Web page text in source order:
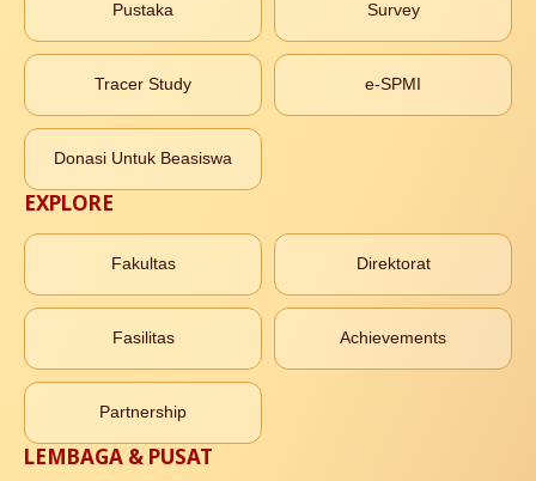
Pustaka Survey
Tracer Study e-SPMI
Donasi Untuk Beasiswa
EXPLORE
Fakultas Direktorat
Fasilitas Achievements
Partnership
LEMBAGA & PUSAT